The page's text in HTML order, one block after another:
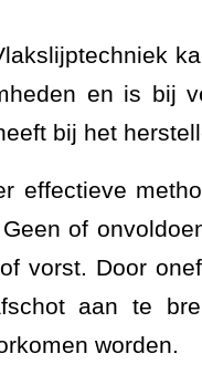
en is bij
bij het
effectieve
of
vorst. Door
aan te
worden.